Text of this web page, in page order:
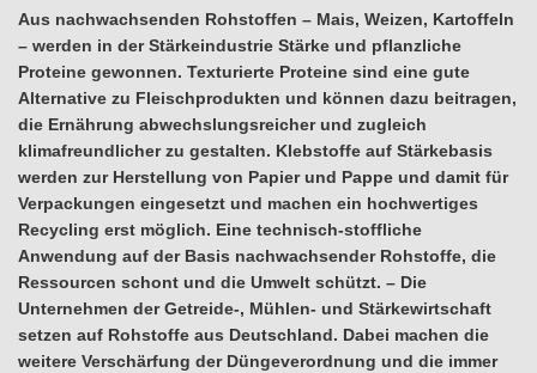
Aus nachwachsenden Rohstoffen – Mais, Weizen, Kartoffeln
– werden in der Stärkeindustrie Stärke und pflanzliche
Proteine gewonnen. Texturierte Proteine sind eine gute
Alternative zu Fleischprodukten und können dazu beitragen,
die Ernährung abwechslungsreicher und zugleich
klimafreundlicher zu gestalten. Klebstoffe auf Stärkebasis
werden zur Herstellung von Papier und Pappe und damit für
Verpackungen eingesetzt und machen ein hochwertiges
Recycling erst möglich. Eine technisch-stoffliche
Anwendung auf der Basis nachwachsender Rohstoffe, die
Ressourcen schont und die Umwelt schützt. – Die
Unternehmen der Getreide-, Mühlen- und Stärkewirtschaft
setzen auf Rohstoffe aus Deutschland. Dabei machen die
weitere Verschärfung der Düngeverordnung und die immer